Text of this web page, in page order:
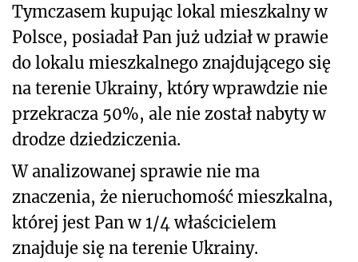
Tymczasem kupując lokal mieszkalny w
Polsce, posiadał Pan już udział w prawie
do lokalu mieszkalnego znajdującego się
na terenie Ukrainy, który wprawdzie nie
przekracza 50%, ale nie został nabyty w
drodze dziedziczenia.
W analizowanej sprawie nie ma
znaczenia, że nieruchomość mieszkalna,
której jest Pan w 1/4 właścicielem
znajduje się na terenie Ukrainy.